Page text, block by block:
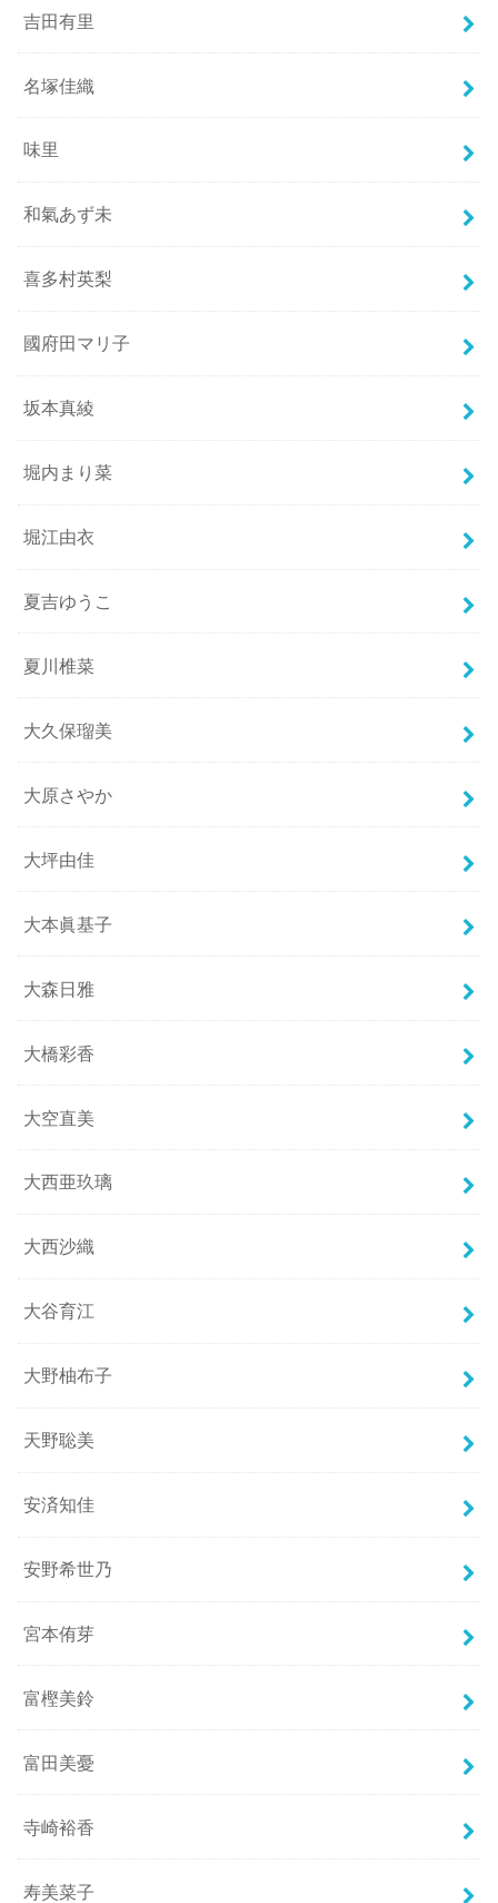
吉田有里
名塚佳織
味里
和氣あず未
喜多村英梨
國府田マリ子
坂本真綾
堀内まり菜
堀江由衣
夏吉ゆうこ
夏川椎菜
大久保瑠美
大原さやか
大坪由佳
大本眞基子
大森日雅
大橋彩香
大空直美
大西亜玖璃
大西沙織
大谷育江
大野柚布子
天野聡美
安済知佳
安野希世乃
宮本侑芽
富樫美鈴
富田美憂
寺崎裕香
寿美菜子